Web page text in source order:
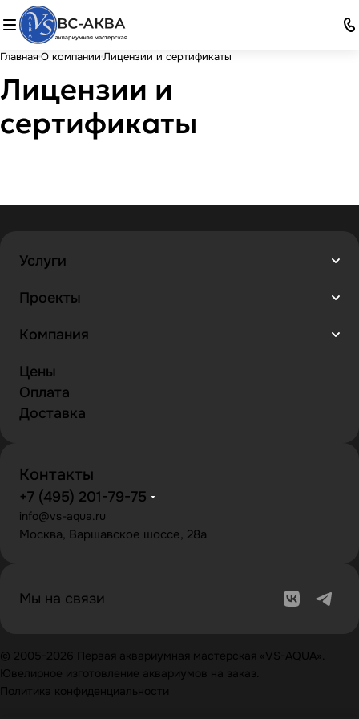
Главная О компании Лицензии и сертификаты
Лицензии и
сертификаты
Услуги
Проекты
Компания
Цены
Оплата
Доставка
Контакты
+7 (495) 201-79-75
info@vs-aqua.ru
Москва, Варшавское шоссе, 28а
Мы на связи
© 2005-2026 Первая аквариумная мастерская «VS-AQUA».
Ювелирное изготовление аквариумов на заказ.
Политика конфиденциальности